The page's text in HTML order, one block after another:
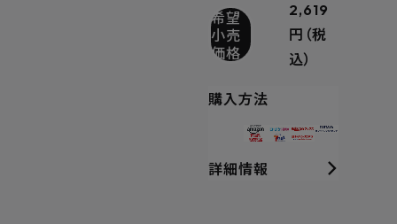
希望
小売
価格
2,619
円（税
込）
購入方法
詳細情報